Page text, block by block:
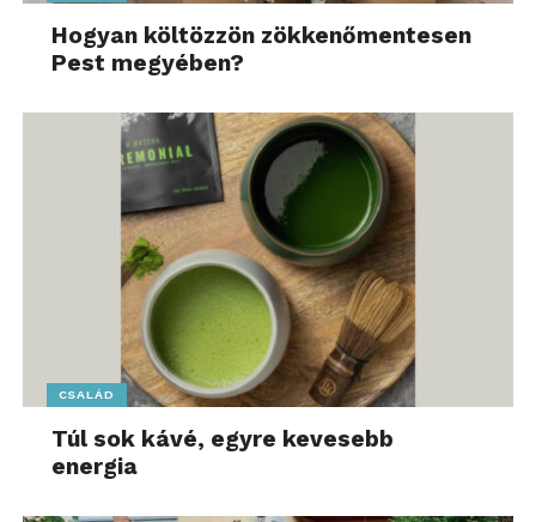
Hogyan költözzön zökkenőmentesen
Pest megyében?
CSALÁD
Túl sok kávé, egyre kevesebb
energia